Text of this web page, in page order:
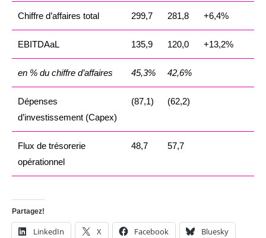
Chiffre d’affaires total 299,7 281,8 +6,4%
EBITDAaL 135,9 120,0 +13,2%
en % du chiffre d’affaires 45,3% 42,6%
Dépenses
d’investissement (Capex)
(87,1) (62,2)
Flux de trésorerie
opérationnel
48,7 57,7
Partagez!
LinkedIn X Facebook Bluesky